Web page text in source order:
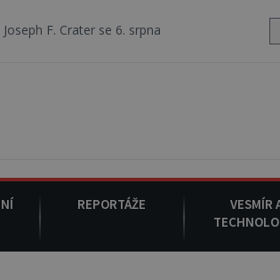
se 6. srpna 1930 navečeří ve své oblíbené
REPORTÁŽE
VESMÍR